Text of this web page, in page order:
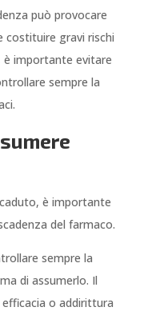
può provocare
gravi rischi
è importante evitare
sempre la
è importante
del farmaco.
sempre la
di assumerlo. Il
o addirittura